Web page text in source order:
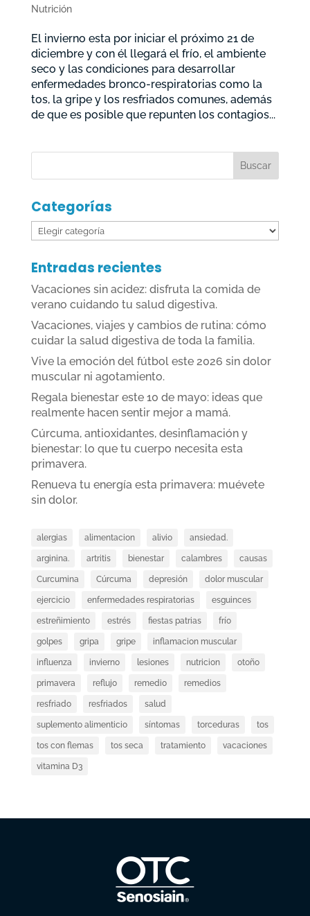
Nutrición
El invierno esta por iniciar el próximo 21 de
diciembre y con él llegará el frío, el ambiente
seco y las condiciones para desarrollar
enfermedades bronco-respiratorias como la
tos, la gripe y los resfriados comunes, además
de que es posible que repunten los contagios...
Categorías
Categorías
Entradas recientes
Vacaciones sin acidez: disfruta la comida de
verano cuidando tu salud digestiva.
Vacaciones, viajes y cambios de rutina: cómo
cuidar la salud digestiva de toda la familia.
Vive la emoción del fútbol este 2026 sin dolor
muscular ni agotamiento.
Regala bienestar este 10 de mayo: ideas que
realmente hacen sentir mejor a mamá.
Cúrcuma, antioxidantes, desinflamación y
bienestar: lo que tu cuerpo necesita esta
primavera.
Renueva tu energía esta primavera: muévete
sin dolor.
alergias alimentacion alivio ansiedad.
arginina. artritis bienestar calambres causas
Curcumina Cúrcuma depresión dolor muscular
ejercicio enfermedades respiratorias esguinces
estreñimiento estrés fiestas patrias frío
golpes gripa gripe inflamacion muscular
influenza invierno lesiones nutricion otoño
primavera reflujo remedio remedios
resfriado resfriados salud
suplemento alimenticio síntomas torceduras tos
tos con flemas tos seca tratamiento vacaciones
vitamina D3